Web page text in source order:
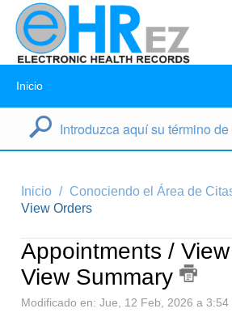
Inicio
Inicio Conociendo el Área de
View Orders
Appointments /
View Summary
Modificado en: Jue, 12 Feb, 2026 a 3:54